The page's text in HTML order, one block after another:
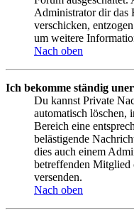
Administrator dir das
verschicken,
um weitere
Nach oben
Ich bekomme ständig
Du kannst Private
automatisch löschen,
Bereich eine
belästigende
dies auch einem
betreffenden Mitglied
versenden.
Nach oben